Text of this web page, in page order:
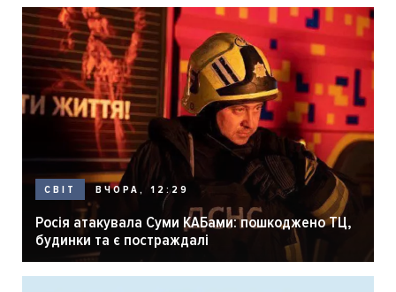
СВІТ ВЧОРА, 12:29
Росія атакувала Суми КАБами: пошкоджено ТЦ,
будинки та є постраждалі